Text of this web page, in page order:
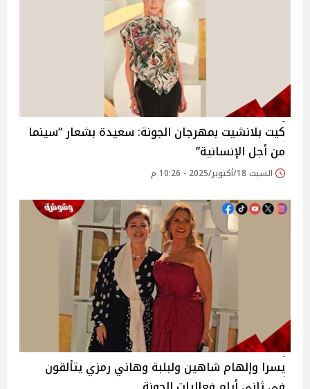
كيت بلانشيت بمهرجان الجونة: سعيدة بشعار “سينما
من أجل الإنسانية”
السبت 18/أكتوبر/2025 - 10:26 م
يسرا وإلهام شاهين ولبلبة وهاني رمزي يتألقون